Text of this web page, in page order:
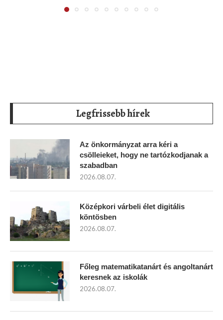
Legfrissebb hírek
Az önkormányzat arra kéri a
csölleieket, hogy ne tartózkodjanak a
szabadban
2026.08.07.
Középkori várbeli élet digitális
köntösben
2026.08.07.
Főleg matematikatanárt és angoltanárt
keresnek az iskolák
2026.08.07.